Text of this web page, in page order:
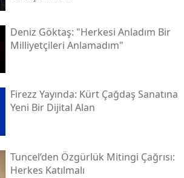
Deniz Göktaş: "herkesi Anladım Bir
Milliyetçileri Anlamadım"
Firezz Yayında: Kürt Çağdaş Sanatına
Yeni Bir Dijital Alan
Tuncel’den Özgürlük Mitingi Çağrısı:
Herkes Katılmalı